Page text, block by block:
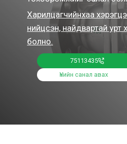
Харилцагчийнхаа
нийцсэн, найдвартай урт
болно.
75113435
Үнийн санал авах